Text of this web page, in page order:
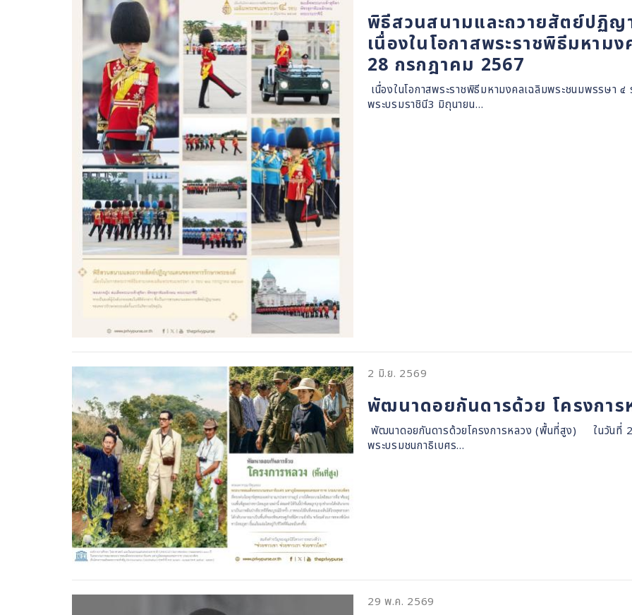
พิธีสวนสนามและถวายสัตย์ปฏิ
เนื่องในโอกาสพระราชพิธีมหาม
28 กรกฎาคม 2567
เนื่องในโอกาสพระราชพิธีมหามงคลเฉลิมพระชนมพรรษา
พระบรมราชินี3 มิถุนายน…
2 มิ.ย. 2569
พัฒนาดอยกันดารด้วย โครงกา
พัฒนาดอยกันดารด้วยโครงการหลวง (พื้นที่สูง) ในวันที่
พระบรมชนกาธิเบศร…
29 พ.ค. 2569